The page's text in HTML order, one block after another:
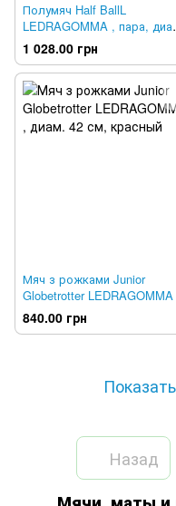
Полумяч Half BallL
LEDRAGOMMA , пара,
14 см, красный
1 028.00 грн
Мяч з рожками Junior
Globetrotter LEDRAGOMMA
диам. 42 см, красный
840.00 грн
Назад